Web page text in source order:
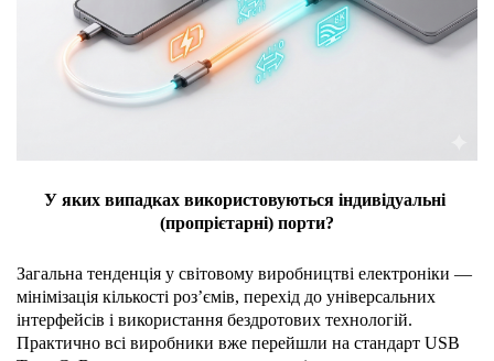
У яких випадках використовуються індивідуальні
(пропрієтарні) порти?
Загальна тенденція у світовому виробництві електроніки —
мінімізація кількості роз’ємів, перехід до універсальних
інтерфейсів і використання бездротових технологій.
Практично всі виробники вже перейшли на стандарт USB